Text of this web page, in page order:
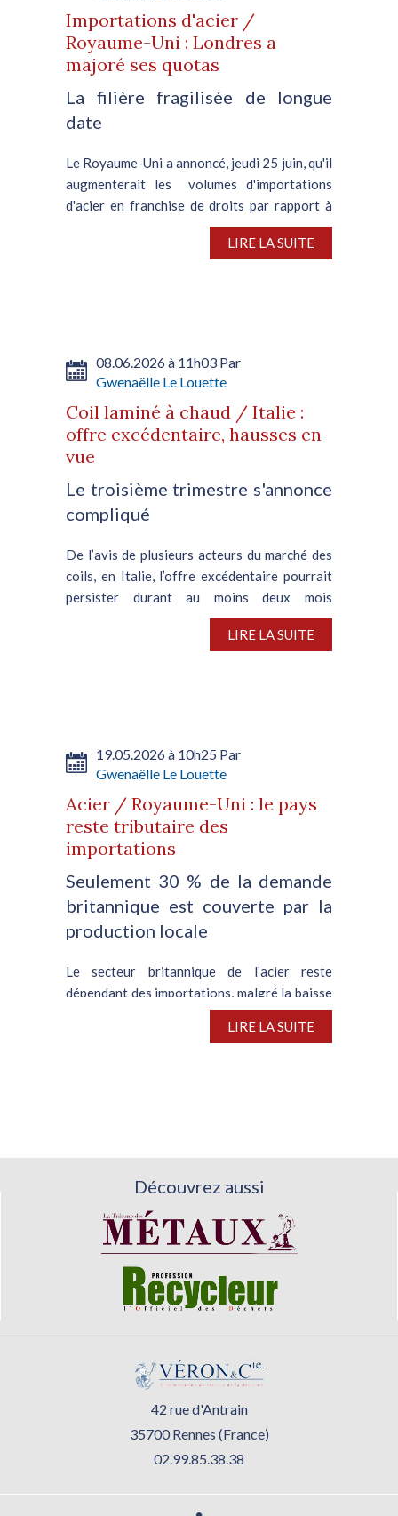
Importations d'acier /
Royaume-Uni : Londres a
majoré ses quotas
La filière fragilisée de longue
date
Le Royaume-Uni a annoncé, jeudi 25 juin, qu'il
augmenterait les volumes d'importations
d'acier en franchise de droits par rapport à
ceux convenus lors de l’instauration du
nouveau régime de sauvegarde. Les mesures
LIRE LA SUITE
08.06.2026 à 11h03 Par
Gwenaëlle Le Louette
Coil laminé à chaud / Italie :
offre excédentaire, hausses en
vue
Le troisième trimestre s'annonce
compliqué
De l’avis de plusieurs acteurs du marché des
coils, en Italie, l’offre excédentaire pourrait
persister durant au moins deux mois
supplémentaires, sur fond d’atonie de la
demande en aval et de la lenteur avec laquelle
LIRE LA SUITE
19.05.2026 à 10h25 Par
Gwenaëlle Le Louette
Acier / Royaume-Uni : le pays
reste tributaire des
importations
Seulement 30 % de la demande
britannique est couverte par la
production locale
Le secteur britannique de l’acier reste
dépendant des importations, malgré la baisse
prévue des quotas alloués, d’après le
directeur général d’UK Steel, Gareth Stace. Il
LIRE LA SUITE
Découvrez aussi
42 rue d'Antrain
35700 Rennes (France)
02.99.85.38.38